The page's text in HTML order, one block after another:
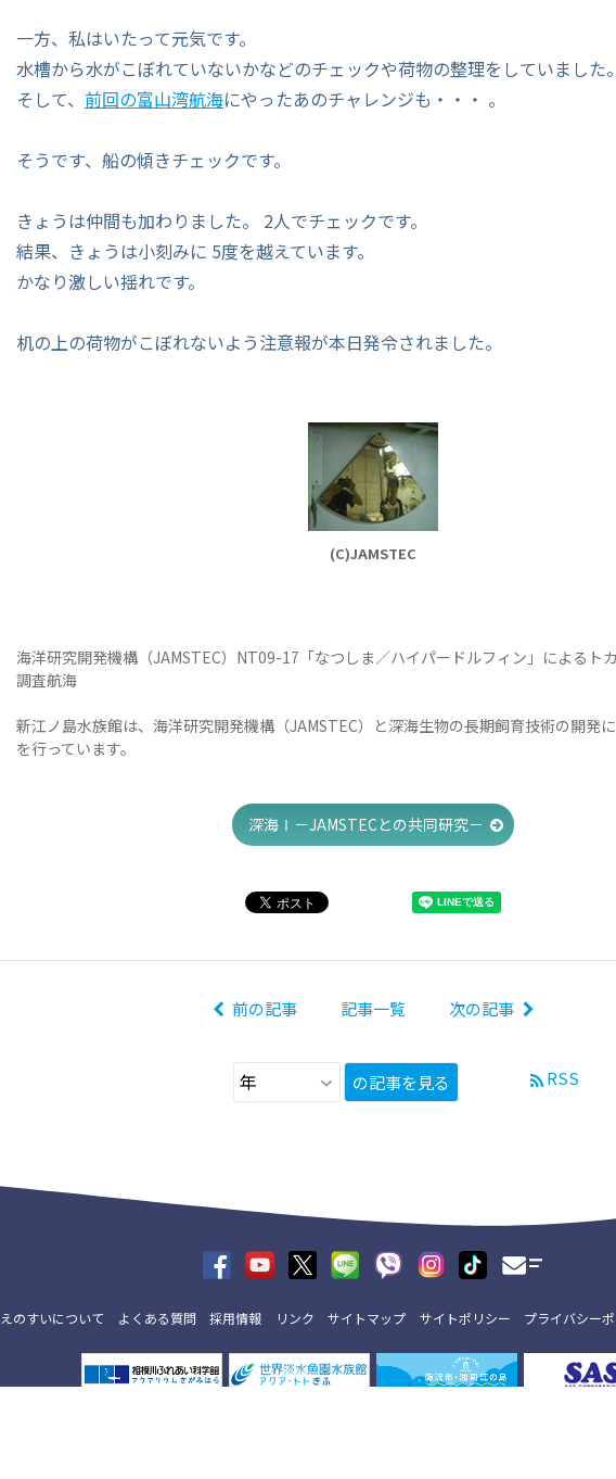
一方、私はいたって元気です。
水槽から水がこぼれていないかなどのチェックや荷物の整理をしていました
そして、 前回の富山湾航海にやったあのチャレンジも・・・ 。
そうです、船の傾きチェックです。
きょうは仲間も加わりました。 2人でチェックです。
結果、きょうは小刻みに 5度を越えています。
かなり激しい揺れです。
机の上の荷物がこぼれないよう注意報が本日発令されました。
(C)JAMSTEC
海洋研究開発機構（JAMSTEC）NT09-17「なつしま／ハイパードルフィン」によるト
調査航海
新江ノ島水族館は、海洋研究開発機構（JAMSTEC）と深海生物の長期飼育技術の開発
を行っています。
深海Ⅰ－JAMSTECとの共同研究－
前の記事 記事一覧 次の記事
の記事を見る RSS
えのすいについて よくある質問 採用情報 リンク サイトマップ サイトポリシー プライバシー